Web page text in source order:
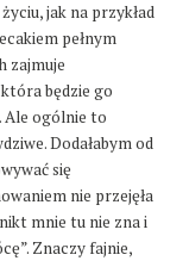
jak na przykład
pełnym
zajmuje
będzie go
Ale ogólnie to
Dodałabym od
się
nie przejęła
mnie tu nie zna i
Znaczy fajnie,